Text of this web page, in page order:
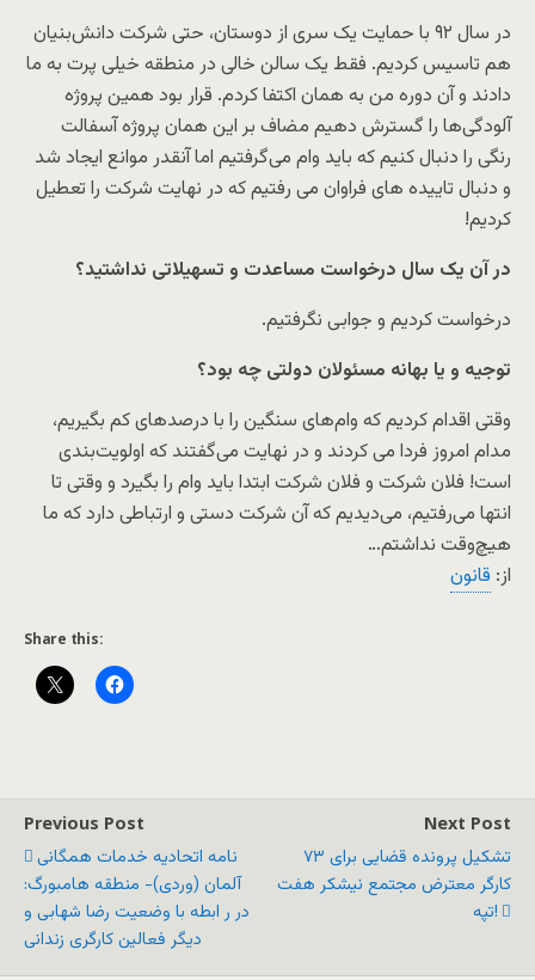
در سال ۹۲ با حمایت یک سری از دوستان، حتی شرکت دانش‌بنیان
هم تاسیس کردیم. فقط یک سالن خالی در منطقه خیلی پرت به ما
دادند و آن دوره من به همان اکتفا کردم. قرار بود همین پروژه
آلودگی‌ها را گسترش دهیم مضاف بر این همان پروژه آسفالت
رنگی را دنبال کنیم که باید وام می‌گرفتیم اما آنقدر موانع ایجاد ‌شد
و دنبال تاییده های فراوان می رفتیم که در نهایت شرکت را تعطیل
کردیم!
در آن یک سال درخواست مساعدت و تسهیلاتی نداشتید؟
درخواست کردیم و جوابی نگرفتیم.
توجیه و یا بهانه مسئولان دولتی چه بود؟
وقتی اقدام کردیم که وام‌های سنگین را با درصدهای کم بگیریم،
مدام امروز فردا می کردند و در نهایت می‌گفتند که اولویت‌بندی
است! فلان شرکت و فلان شرکت ابتدا باید وام را بگیرد و وقتی تا
انتها می‌رفتیم، می‌دیدیم که آن شرکت دستی و ارتباطی دارد که ما
هیچ‌وقت نداشتم…
از: قانون
Share this:
Previous Post
نامه اتحادیه خدمات همگانی
آلمان (وردی)- منطقه هامبورگ:
در ر ابطه با وضعیت رضا شهابی و
دیگر فعالین کارگری زندانی
Next Post
تشکیل پرونده قضایی برای ۷۳
کارگر معترض مجتمع نیشکر هفت
تپه!